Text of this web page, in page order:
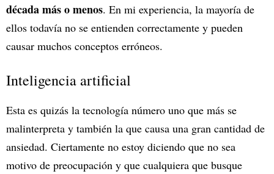
década más o menos. En mi experiencia, la mayoría de
ellos todavía no se entienden correctamente y pueden
causar muchos conceptos erróneos.
Inteligencia artificial
Esta es quizás la tecnología número uno que más se
malinterpreta y también la que causa una gran cantidad de
ansiedad. Ciertamente no estoy diciendo que no sea
motivo de preocupación y que cualquiera que busque